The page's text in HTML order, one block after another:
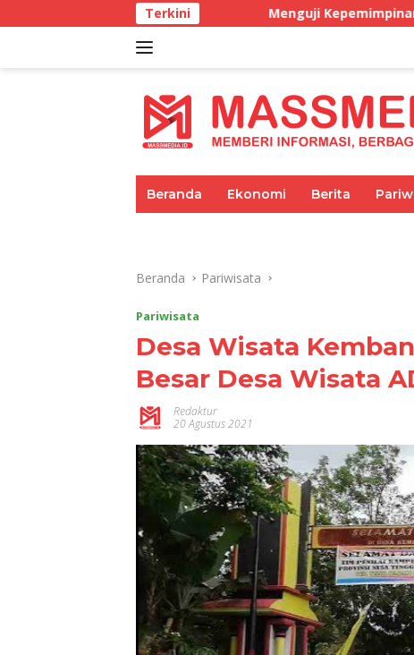
ke
Terkini
Menguji Kepemimpinan di masa BBM Langka
Beranda Ekonomi Berita
Beranda Pariwisata
Pariwisata
Desa Wisata
Besar Desa Wisata
Redaktur
20 Agustus 2021